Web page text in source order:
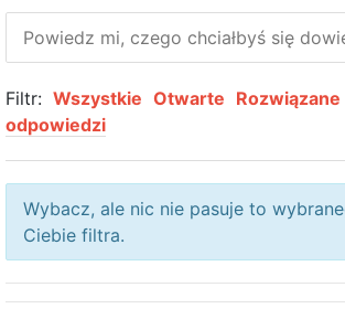
Filtr: Wszystkie Otwarte Rozwiązane
odpowiedzi
Wybacz, ale nic nie pasuje to
Ciebie filtra.